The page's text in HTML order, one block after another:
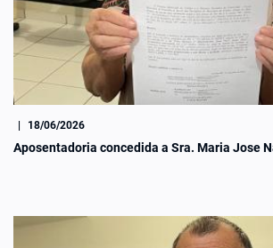
| 18/06/2026
Aposentadoria concedida a Sra. Maria Jose